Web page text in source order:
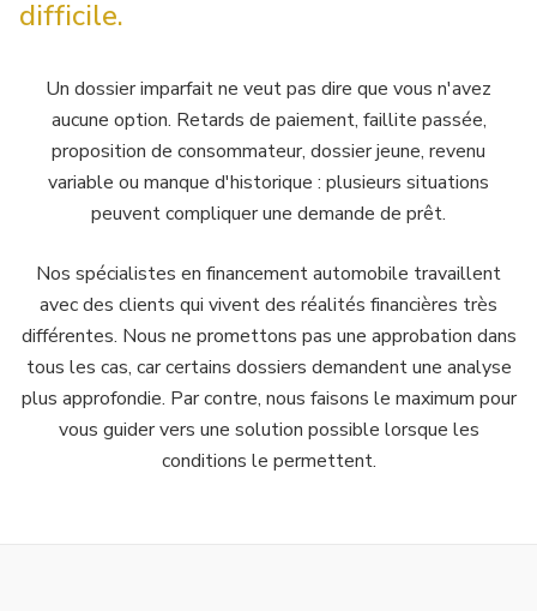
difficile.
Un dossier imparfait ne veut pas dire que vous n'avez
aucune option. Retards de paiement, faillite passée,
proposition de consommateur, dossier jeune, revenu
variable ou manque d'historique : plusieurs situations
peuvent compliquer une demande de prêt.
Nos spécialistes en financement automobile travaillent
avec des clients qui vivent des réalités financières très
différentes. Nous ne promettons pas une approbation dans
tous les cas, car certains dossiers demandent une analyse
plus approfondie. Par contre, nous faisons le maximum pour
vous guider vers une solution possible lorsque les
conditions le permettent.